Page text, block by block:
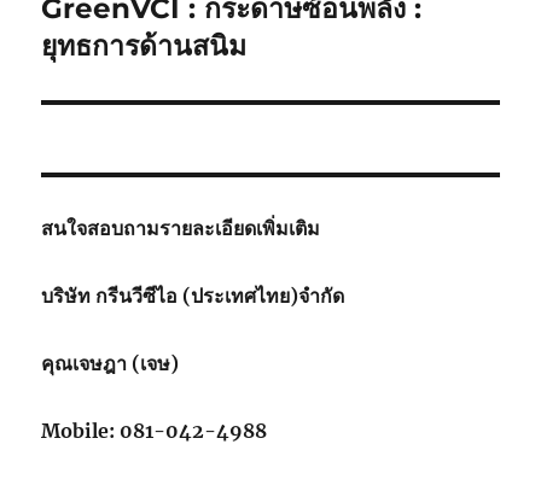
Next
post:
GreenVCI : กระดาษซ้อนพลัง :
ยุทธการด้านสนิม
สนใจสอบถามรายละเอียดเพิ่มเติม
บริษัท กรีนวีซีไอ (ประเทศไทย)จำกัด
คุณเจษฎา (เจษ)
Mobile: 081-042-4988